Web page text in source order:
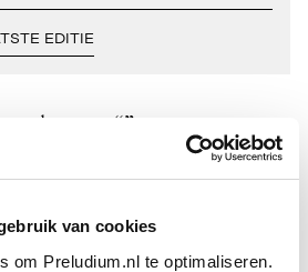
van cookies
om Preludium.nl te optimaliseren.
EDITIE
voor “”.